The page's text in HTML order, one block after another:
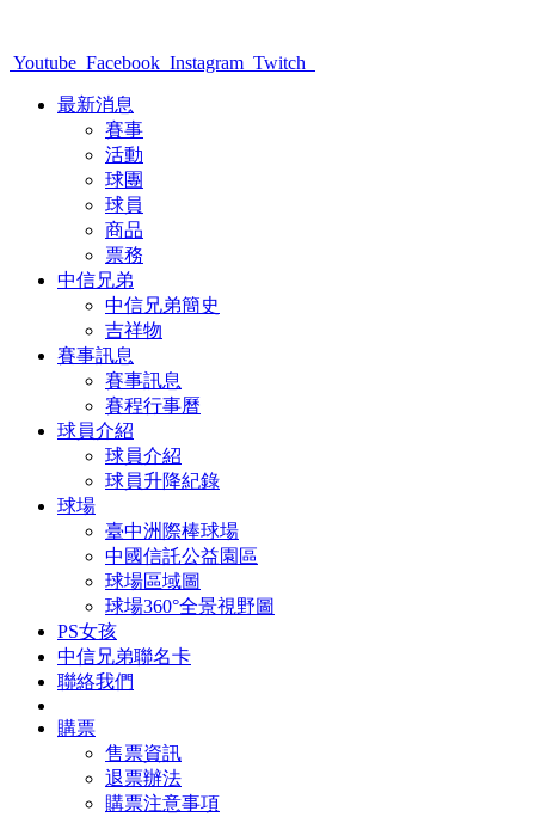
Youtube Facebook Instagram Twitch
最新消息
賽事
活動
球團
球員
商品
票務
中信兄弟
中信兄弟簡史
吉祥物
賽事訊息
賽事訊息
賽程行事曆
球員介紹
球員介紹
球員升降紀錄
球場
臺中洲際棒球場
中國信託公益園區
球場區域圖
球場360°全景視野圖
PS女孩
中信兄弟聯名卡
聯絡我們
購票
售票資訊
退票辦法
購票注意事項